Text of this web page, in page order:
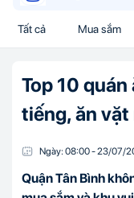
Tất cả Mua sắm
Top 10 quán
tiếng, ăn
Ngày: 08:00-23/07/
Quận Tân Bình